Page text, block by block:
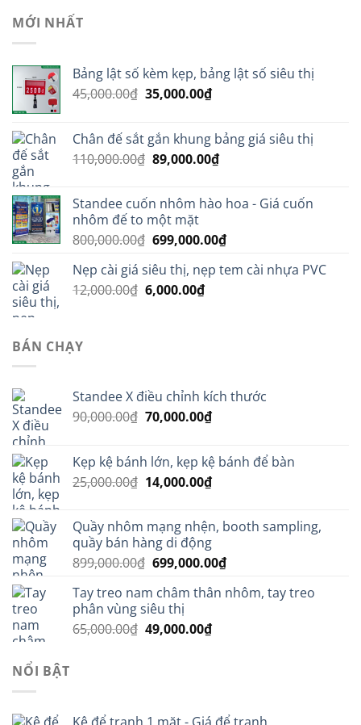
MỚI NHẤT
Bảng lật số kèm kẹp, bảng lật số siêu thị
45,000.00₫ Giá
45,000.00₫.
35,000.00₫Giá
là:
35,000.00₫.
Chân đế sắt gắn khung bảng giá siêu thị
110,000.00₫ Giá
110,000.00₫.
89,000.00₫Giá
là:
Standee cuốn nhôm hào hoa - Giá cuốn
nhôm đế to một mặt
800,000.00₫ Giá
là:
800,000.00₫.
699,000.00₫Giá
tại
Nẹp cài giá siêu thị, nẹp tem cài nhựa PVC
12,000.00₫ Giá
6,000.00₫Giá
BÁN CHẠY
Standee X điều chỉnh kích thước
90,000.00₫ Giá
90,000.00₫.
70,000.00₫Giá
là:
70,000.00₫.
Kẹp kệ bánh lớn, kẹp kệ bánh để bàn
25,000.00₫ Giá
25,000.00₫.
14,000.00₫Giá
là:
14,000.00₫.
Quầy nhôm mạng nhện, booth sampling,
quầy bán hàng di động
899,000.00₫ Giá
là:
899,000.00₫.
699,000.00₫Giá
tại
Tay treo nam châm thân nhôm, tay treo
phân vùng siêu thị
65,000.00₫ Giá
49,000.00₫Giá
NỔI BẬT